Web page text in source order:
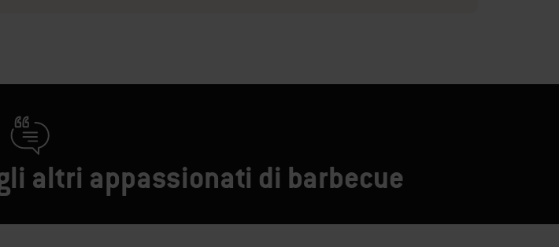
altri appassionati di barbecue